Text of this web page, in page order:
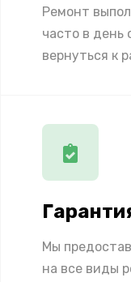
Ремонт
часто в день
вернуться к
Мы
на все виды